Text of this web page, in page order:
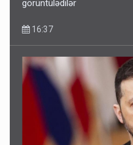
görüntülədilər
16:37